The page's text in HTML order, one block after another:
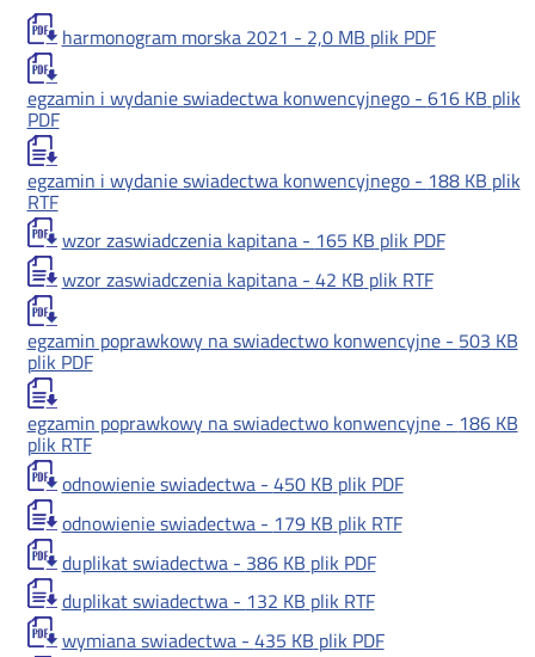
harmonogram morska 2021 - 2,0 MB plik PDF
egzamin i wydanie swiadectwa konwencyjnego - 616 KB plik
PDF
egzamin i wydanie swiadectwa konwencyjnego - 188 KB plik
RTF
wzor zaswiadczenia kapitana - 165 KB plik PDF
wzor zaswiadczenia kapitana - 42 KB plik RTF
egzamin poprawkowy na swiadectwo konwencyjne - 503 KB
plik PDF
egzamin poprawkowy na swiadectwo konwencyjne - 186 KB
plik RTF
odnowienie swiadectwa - 450 KB plik PDF
odnowienie swiadectwa - 179 KB plik RTF
duplikat swiadectwa - 386 KB plik PDF
duplikat swiadectwa - 132 KB plik RTF
wymiana swiadectwa - 435 KB plik PDF